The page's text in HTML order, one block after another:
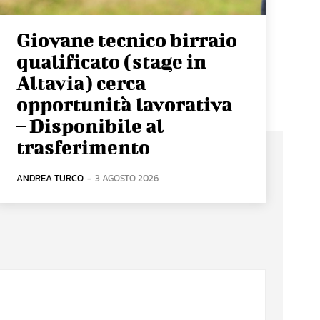
Giovane tecnico birraio
qualificato (stage in
Altavia) cerca
opportunità lavorativa
– Disponibile al
trasferimento
ANDREA TURCO - 3 AGOSTO 2026